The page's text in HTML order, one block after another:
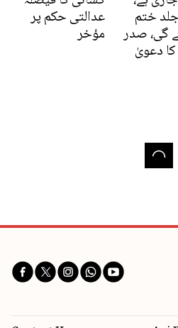
ختم
گی، صدر
دعویٰ
عدالتی حکم پر
مؤخر